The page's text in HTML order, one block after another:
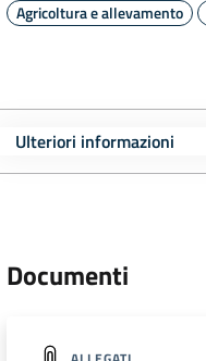
Agricoltura e allevamento
Ulteriori informazioni
Documenti